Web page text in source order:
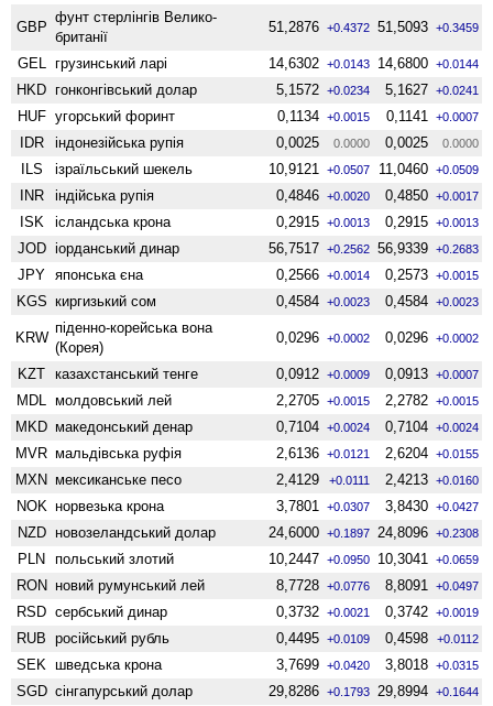
GBP
фунт стерлінгів Велико­
британії
51,2876 +0.4372 51,5093 +0.3459
GEL грузинський ларі 14,6302 +0.0143 14,6800 +0.0144
HKD гонконгівський долар 5,1572 +0.0234 5,1627 +0.0241
HUF угорський форинт 0,1134 +0.0015 0,1141 +0.0007
IDR індонезійська рупія 0,0025 0.0000 0,0025 0.0000
ILS ізраїльський шекель 10,9121 +0.0507 11,0460 +0.0509
INR індійська рупія 0,4846 +0.0020 0,4850 +0.0017
ISK ісландська крона 0,2915 +0.0013 0,2915 +0.0013
JOD іорданський динар 56,7517 +0.2562 56,9339 +0.2683
JPY японська єна 0,2566 +0.0014 0,2573 +0.0015
KGS киргизький сом 0,4584 +0.0023 0,4584 +0.0023
KRW
піденно-корейська вона
(Корея)
0,0296 +0.0002 0,0296 +0.0002
KZT казахстанський тенге 0,0912 +0.0009 0,0913 +0.0007
MDL молдовський лей 2,2705 +0.0015 2,2782 +0.0015
MKD македонський денар 0,7104 +0.0024 0,7104 +0.0024
MVR мальдівська руфія 2,6136 +0.0121 2,6204 +0.0155
MXN мексиканське песо 2,4129 +0.0111 2,4213 +0.0160
NOK норвезька крона 3,7801 +0.0307 3,8430 +0.0427
NZD ново­зеландський долар 24,6000 +0.1897 24,8096 +0.2308
PLN польський злотий 10,2447 +0.0950 10,3041 +0.0659
RON новий румунський лей 8,7728 +0.0776 8,8091 +0.0497
RSD сербський динар 0,3732 +0.0021 0,3742 +0.0019
RUB російський рубль 0,4495 +0.0109 0,4598 +0.0112
SEK шведська крона 3,7699 +0.0420 3,8018 +0.0315
SGD сінгапурський долар 29,8286 +0.1793 29,8994 +0.1644